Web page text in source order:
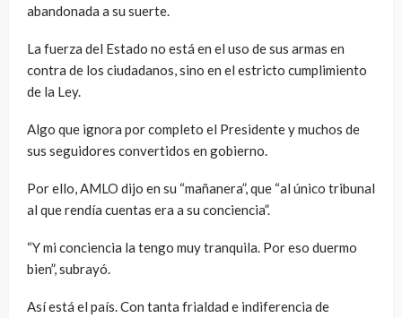
abandonada a su suerte.
La fuerza del Estado no está en el uso de sus armas en
contra de los ciudadanos, sino en el estricto cumplimiento
de la Ley.
Algo que ignora por completo el Presidente y muchos de
sus seguidores convertidos en gobierno.
Por ello, AMLO dijo en su “mañanera”, que “al único tribunal
al que rendía cuentas era a su conciencia”.
“Y mi conciencia la tengo muy tranquila. Por eso duermo
bien”, subrayó.
Así está el país. Con tanta frialdad e indiferencia de